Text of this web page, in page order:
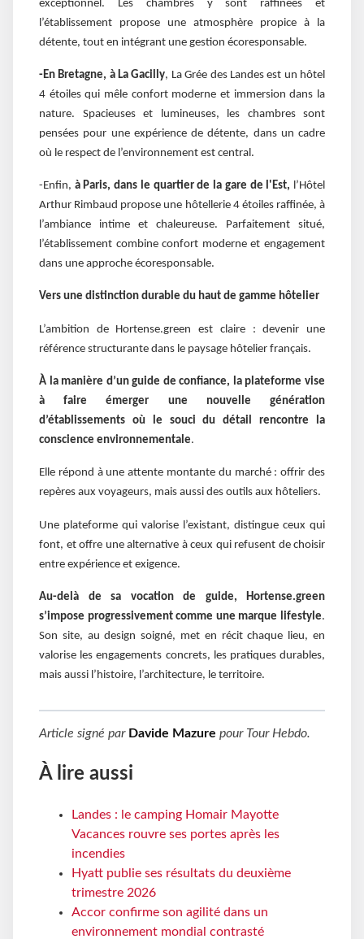
exceptionnel. Les chambres y sont raffinées et
l’établissement propose une atmosphère propice à la
détente, tout en intégrant une gestion écoresponsable.
-En Bretagne, à La Gacilly, La Grée des Landes est un hôtel
4 étoiles qui mêle confort moderne et immersion dans la
nature. Spacieuses et lumineuses, les chambres sont
pensées pour une expérience de détente, dans un cadre
où le respect de l’environnement est central.
-Enfin, à Paris, dans le quartier de la gare de l'Est, l’Hôtel
Arthur Rimbaud propose une hôtellerie 4 étoiles raffinée, à
l’ambiance intime et chaleureuse. Parfaitement situé,
l’établissement combine confort moderne et engagement
dans une approche écoresponsable.
Vers une distinction durable du haut de gamme hôtelier
L’ambition de Hortense.green est claire : devenir une
référence structurante dans le paysage hôtelier français.
À la manière d’un guide de confiance, la plateforme vise
à faire émerger une nouvelle génération
d’établissements où le souci du détail rencontre la
conscience environnementale.
Elle répond à une attente montante du marché : offrir des
repères aux voyageurs, mais aussi des outils aux hôteliers.
Une plateforme qui valorise l’existant, distingue ceux qui
font, et offre une alternative à ceux qui refusent de choisir
entre expérience et exigence.
Au-delà de sa vocation de guide, Hortense.green
s’impose progressivement comme une marque lifestyle.
Son site, au design soigné, met en récit chaque lieu, en
valorise les engagements concrets, les pratiques durables,
mais aussi l’histoire, l’architecture, le territoire.
Article signé par Davide Mazure pour Tour Hebdo.
À lire aussi
Landes : le camping Homair Mayotte
Vacances rouvre ses portes après les
incendies
Hyatt publie ses résultats du deuxième
trimestre 2026
Accor confirme son agilité dans un
environnement mondial contrasté